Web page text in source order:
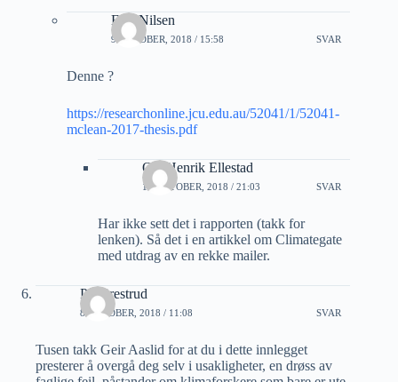
Erik Nilsen
9 OKTOBER, 2018 / 15:58 SVAR
Denne ?
https://researchonline.jcu.edu.au/52041/1/52041-
mclean-2017-thesis.pdf
Ole Henrik Ellestad
14 OKTOBER, 2018 / 21:03 SVAR
Har ikke sett det i rapporten (takk for
lenken). Så det i en artikkel om Climategate
med utdrag av en rekke mailer.
Pål Prestrud
8 OKTOBER, 2018 / 11:08 SVAR
Tusen takk Geir Aaslid for at du i dette innlegget
presterer å overgå deg selv i usakligheter, en drøss av